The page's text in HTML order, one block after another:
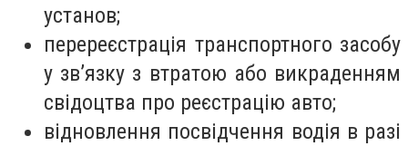
установ;
перереєстрація транспортного засобу
у зв’язку з втратою або викраденням
свідоцтва про реєстрацію авто;
відновлення посвідчення водія в разі